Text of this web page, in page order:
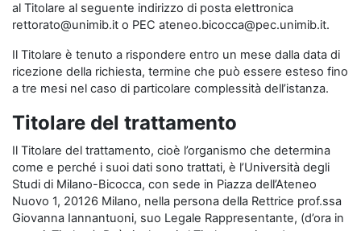
al Titolare al seguente indirizzo di posta elettronica
rettorato@unimib.it o PEC ateneo.bicocca@pec.unimib.it.
Il Titolare è tenuto a rispondere entro un mese dalla data di
ricezione della richiesta, termine che può essere esteso fino
a tre mesi nel caso di particolare complessità dell’istanza.
Titolare del trattamento
Il Titolare del trattamento, cioè l’organismo che determina
come e perché i suoi dati sono trattati, è l’Università degli
Studi di Milano-Bicocca, con sede in Piazza dell’Ateneo
Nuovo 1, 20126 Milano, nella persona della Rettrice prof.ssa
Giovanna Iannantuoni, suo Legale Rappresentante, (d’ora in